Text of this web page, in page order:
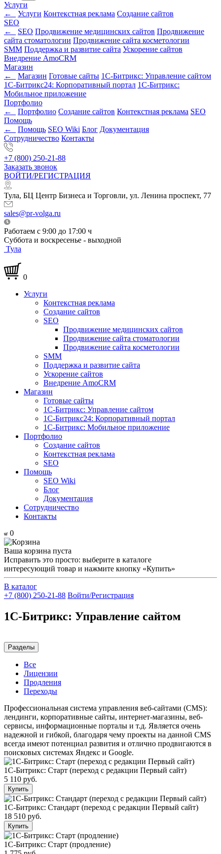
Услуги
←
Услуги Контекстная реклама Создание сайтов
SEO
←
SEO Продвижение медицинских сайтов Продвижение
сайта стоматологии Продвижение сайта косметологии
SMM Поддержка и развитие сайта Ускорение сайтов
Внедрение AmoCRM
Магазин
←
Магазин Готовые сайты 1С-Битрикс: Управление сайтом
1С-Битрикс24: Корпоративный портал 1С-Битрикс:
Мобильное приложение
Портфолио
←
Портфолио Создание сайтов Контекстная реклама SEO
Помощь
←
Помощь SEO Wiki Блог Документация
Сотрудничество Контакты
+7 (800) 250-21-88
Заказать звонок
ВОЙТИ/РЕГИСТРАЦИЯ
Тула, БЦ Центр Бизнеса и Торговли, ул. Ленина проспект, 77
sales@pr-volga.ru
Работаем с 9:00 до 17:00 ч
Суббота и воскресенье - выходной
Тула
0
Услуги
Контекстная реклама
Создание сайтов
SEO
Продвижение медицинских сайтов
Продвижение сайта стоматологии
Продвижение сайта косметологии
SMM
Поддержка и развитие сайта
Ускорение сайтов
Внедрение AmoCRM
Магазин
Готовые сайты
1С-Битрикс: Управление сайтом
1С-Битрикс24: Корпоративный портал
1С-Битрикс: Мобильное приложение
Портфолио
Создание сайтов
Контекстная реклама
SEO
Помощь
SEO Wiki
Блог
Документация
Сотрудничество
Контакты
0
Ваша корзина пуста
Исправить это просто: выберите в каталоге
интересующий товар и нажмите кнопку «Купить»
В каталог
+7 (800) 250-21-88 Войти/Регистрация
1С-Битрикс: Управление сайтом
Разделы
Все
Лицензии
Продления
Переходы
Профессиональная система управления веб-сайтами (CMS):
лендинги, корпоративные сайты, интернет-магазины, веб-
сервисы, информационные порталы и т.д. Является очень
надежной и гибкой, благодаря чему проекты на данной CMS
всегда имеют потенциал развития и отлично продвигаются в
поисковых системах Яндекс и Google.
1С-Битрикс: Старт (переход с редакции Первый сайт)
5 110 руб.
Купить
1С-Битрикс: Стандарт (переход с редакции Первый сайт)
18 510 руб.
Купить
1С-Битрикс: Старт (продление)